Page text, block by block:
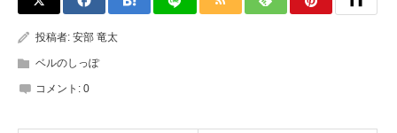
投稿者: 安部 竜太
ベルのしっぽ
コメント: 0